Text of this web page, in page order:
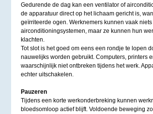
Gedurende de dag kan een ventilator of
de apparatuur direct op het lichaam gericht is,
geïrriteerde ogen. Werknemers kunnen vaak
airconditioningsystemen, maar ze kunnen hun
klachten.
Tot slot is het goed om eens een rondje te lopen
nauwelijks worden gebruikt. Computers, printers
waarschijnlijk niet ontbreken tijdens het werk.
echter uitschakelen.
Pauzeren
Tijdens een korte werkonderbreking kunnen
bloedsomloop actief blijft. Voldoende beweging